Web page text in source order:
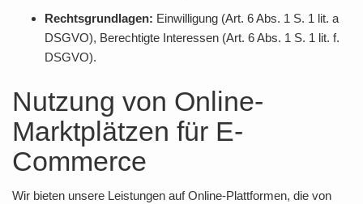
Rechtsgrundlagen: Einwilligung (Art. 6 Abs. 1 S. 1 lit. a
DSGVO), Berechtigte Interessen (Art. 6 Abs. 1 S. 1 lit. f.
DSGVO).
Nutzung von Online-
Marktplätzen für E-
Commerce
Wir bieten unsere Leistungen auf Online-Plattformen, die von